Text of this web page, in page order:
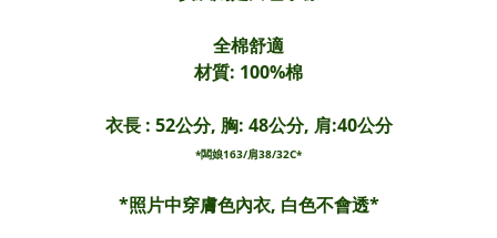
全棉舒適
材質: 100%棉
衣長 : 52公分, 胸: 48公分, 肩:40公分
*闆娘163/肩38/32C*
*照片中穿膚色內衣, 白色不會透*